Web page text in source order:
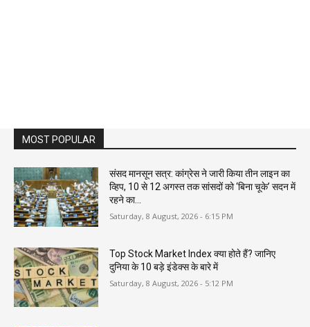
MOST POPULAR
संसद मानसून सत्र: कांग्रेस ने जारी किया तीन लाइन का
व्हिप, 10 से 12 अगस्त तक सांसदों को ‘बिना चूके’ सदन में
रहने का...
Saturday, 8 August, 2026 - 6:15 PM
Top Stock Market Index क्या होते हैं? जानिए
दुनिया के 10 बड़े इंडेक्स के बारे में
Saturday, 8 August, 2026 - 5:12 PM